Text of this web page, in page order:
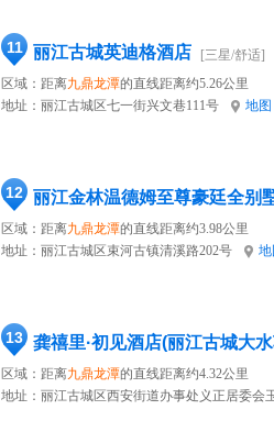
11 丽江古城英迪格酒店
[三星/舒适]
区域：距离九鼎龙潭的直线距离约5.26公里
地址： 丽江古城区七一街兴文巷111号 地图
12 丽江金林温德姆至尊豪廷全别
区域：距离九鼎龙潭的直线距离约3.98公里
地址： 丽江古城区束河古镇清溪路202号
13 龚禧里·初见酒店(丽江古城大
区域：距离九鼎龙潭的直线距离约4.32公里
地址： 丽江古城区西安街道办事处义正居委会